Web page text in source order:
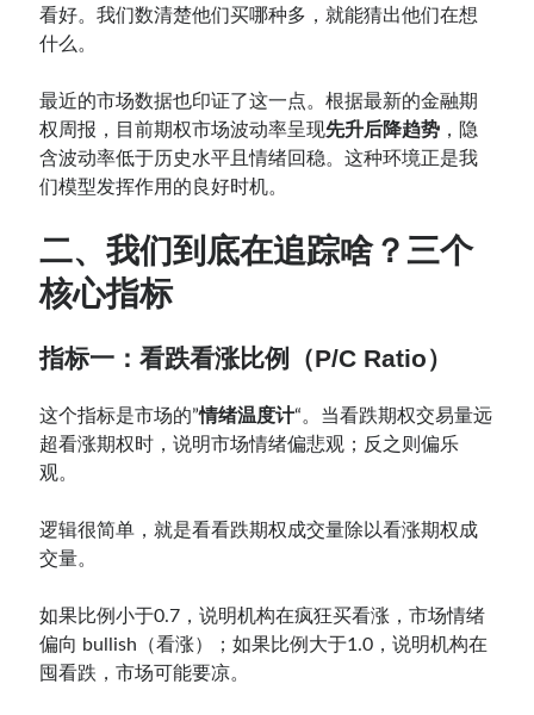
看好。我们数清楚他们买哪种多，就能猜出他们在想
什么。
最近的市场数据也印证了这一点。根据最新的金融期
权周报，目前期权市场波动率呈现先升后降趋势 ，隐
含波动率低于历史水平且情绪回稳。这种环境正是我
们模型发挥作用的良好时机。
二、我们到底在追踪啥？三个
核心指标
指标一：看跌看涨比例（P/C Ratio）
这个指标是市场的”情绪温度计“。当看跌期权交易量远
超看涨期权时，说明市场情绪偏悲观；反之则偏乐
观。
逻辑很简单，就是看看跌期权成交量除以看涨期权成
交量。
如果比例小于0.7，说明机构在疯狂买看涨，市场情绪
偏向 bullish（看涨）；如果比例大于1.0，说明机构在
囤看跌，市场可能要凉。